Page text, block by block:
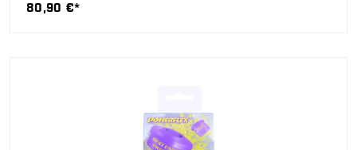
80,90 €*